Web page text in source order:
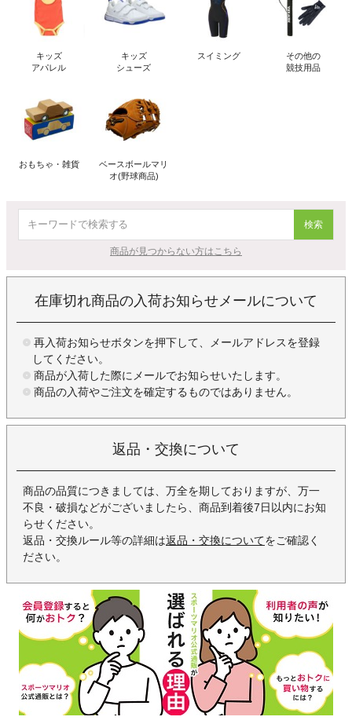
キッズ
アパレル
キッズ
シューズ
スイミング
その他の
競技用品
おもちゃ・雑貨
ベースボールマリ
オ(野球商品)
検索
商品が見つからない方はこちら
在庫切れ商品の入荷お知らせメールについて
再入荷お知らせボタンを押下して、メールアドレスを登録
してください。
商品が入荷した際にメールでお知らせいたします。
商品の入荷やご注文を確定するものではありません。
返品・交換について
商品の品質につきましては、万全を期しておりますが、万一
不良・破損などがございましたら、商品到着後7日以内にお知
らせください。
返品・交換ルール等の詳細は返品・交換についてをご確認く
ださい。